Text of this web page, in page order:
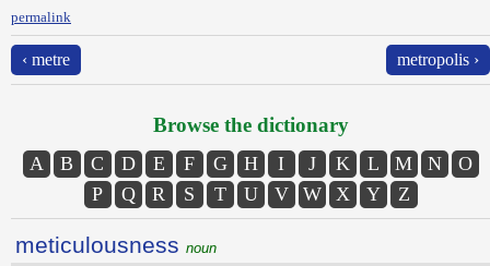
permalink
‹ metre metropolis ›
Browse the dictionary
A B C D E F G H I J K L M N
O
P
Q R S T U V W X Y Z
meticulousness noun